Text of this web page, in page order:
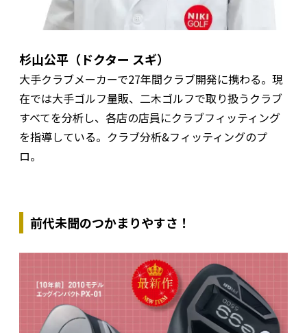
杉山公平（ドクター スギ）
大手クラブメーカーで27年間クラブ開発に携わる。現
在では大手ゴルフ量販、二木ゴルフで取り扱うクラブ
すべてを分析し、各店の店員にクラブフィッティング
を指導している。クラブ分析&フィッティングのプ
ロ。
前代未聞のつかまりやすさ！